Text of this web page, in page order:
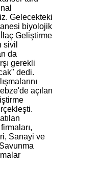
Gelecekteki
biyolojik
Geliştirme
sivil
da
gerekli
dedi.
açılan
Sanayi ve